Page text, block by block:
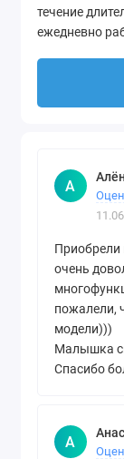
А
Приобрели
очень
пожалели,
модели)))
Малышка
Спасибо
А
течение
ежедневно